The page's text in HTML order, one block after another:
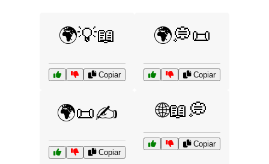
🌍💡📖
Copiar
🌍💭📜
Copiar
🌍📜✍️
Copiar
🌐📖💭
Copiar